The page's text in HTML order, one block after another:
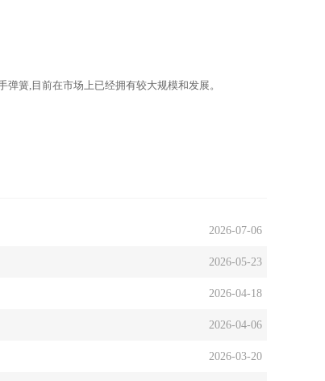
簧,目前在市场上已经拥有较大规模和发展。
2026-07-06
2026-05-23
2026-04-18
2026-04-06
2026-03-20